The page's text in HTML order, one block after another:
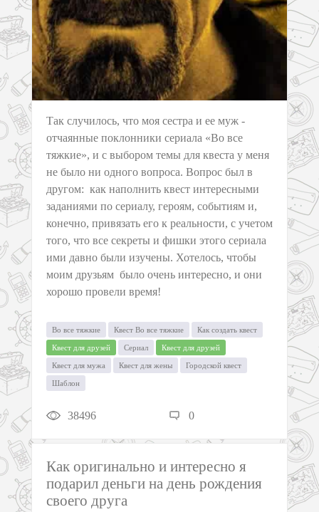
Так случилось, что моя сестра и ее муж -
отчаянные поклонники сериала «Во все
тяжкие», и с выбором темы для квеста у меня
не было ни одного вопроса. Вопрос был в
другом: как наполнить квест интересными
заданиями по сериалу, героям, событиям и,
конечно, привязать его к реальности, с учетом
того, что все секреты и фишки этого сериала
ими давно были изучены. Хотелось, чтобы
моим друзьям было очень интересно, и они
хорошо провели время!
Во все тяжкие Квест Во все тяжкие Как создать квест
Квест для друзей Сериал Квест для друзей
Квест для мужа Квест для жены Городской квест
Шаблон
38496 0
Как оригинально и интересно я
подарил деньги на день рождения
своего друга